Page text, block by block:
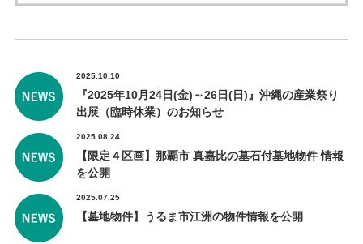
2025.10.10
『2025年10月24日(金)～26日(日)』沖縄の産業祭り
出展（臨時休業）のお知らせ
2025.08.24
【限定４区画】那覇市 真嘉比の墓石付墓地物件 情報
を公開
2025.07.25
【墓地物件】うるま市江洲の物件情報を公開